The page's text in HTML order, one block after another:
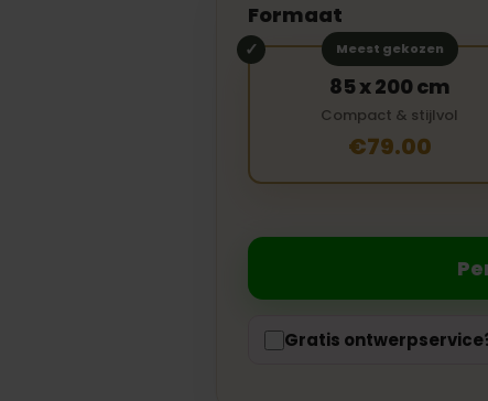
Formaat
Meest gekozen
85 x 200 cm
Compact & stijlvol
€79.00
Gratis